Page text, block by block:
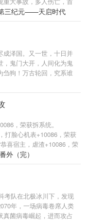
章节会在上架后爆发！
封存成为禁忌。 五年
铩羽而归的天京机武A级军
迎来了亚洲区机甲预备
之路，然而这只是开
繁出现，旋涡中心却是一
甲 ，男人的终极浪漫。 ?
年了，一起感受科幻的魅
版。
三纪元——天启时代
成泽国。又一世，十日并
，鬼门大开，人间化为鬼
狗！万古轮回，究系谁
一人一剑，风生于此，
，荣获拆系统。
打脸心机表+10086，荣获
喜宿主，虐渣+10086，荣
统表示，总有刁民想害
外（完）
考队在北极冰川下，发现
年，一场病毒卷席人类
真菌病毒崛起，进而攻占